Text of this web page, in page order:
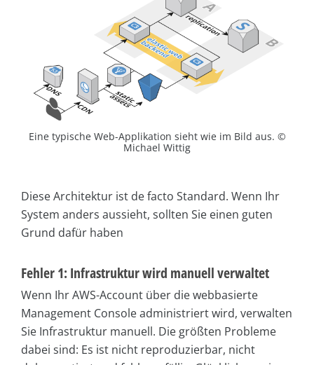
Eine typische Web-Applikation sieht wie im Bild aus. ©
Michael Wittig
Diese Architektur ist de facto Standard. Wenn Ihr
System anders aussieht, sollten Sie einen guten
Grund dafür haben
Fehler 1: Infrastruktur wird manuell verwaltet
Wenn Ihr AWS-Account über die webbasierte
Management Console administriert wird, verwalten
Sie Infrastruktur manuell. Die größten Probleme
dabei sind: Es ist nicht reproduzierbar, nicht